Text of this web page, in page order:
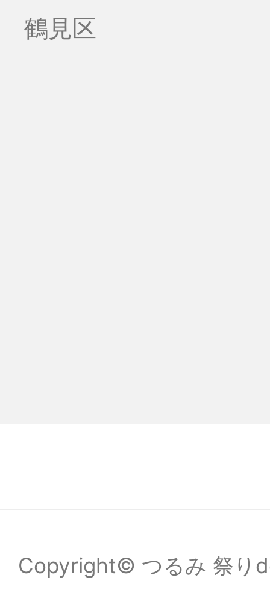
鶴見区
Copyright© つるみ 祭り